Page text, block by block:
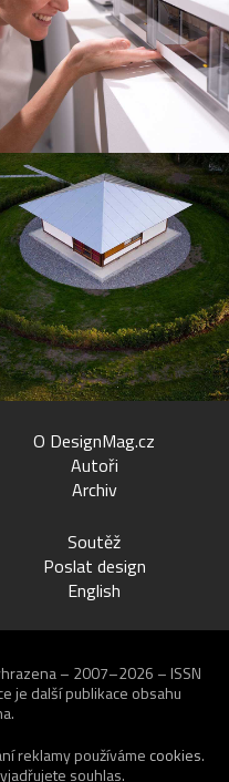
O DesignMag.cz
Autoři
Archiv
Soutěž
Poslat design
English
– 2007–2026 – ISSN
je další publikace obsahu
reklamy používáme cookies.
souhlas.